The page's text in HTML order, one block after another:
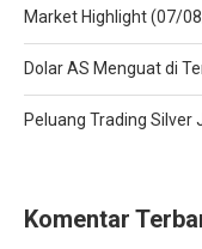
Market Highlight (07/
Dolar AS Menguat di
Peluang Trading Silver
Komentar